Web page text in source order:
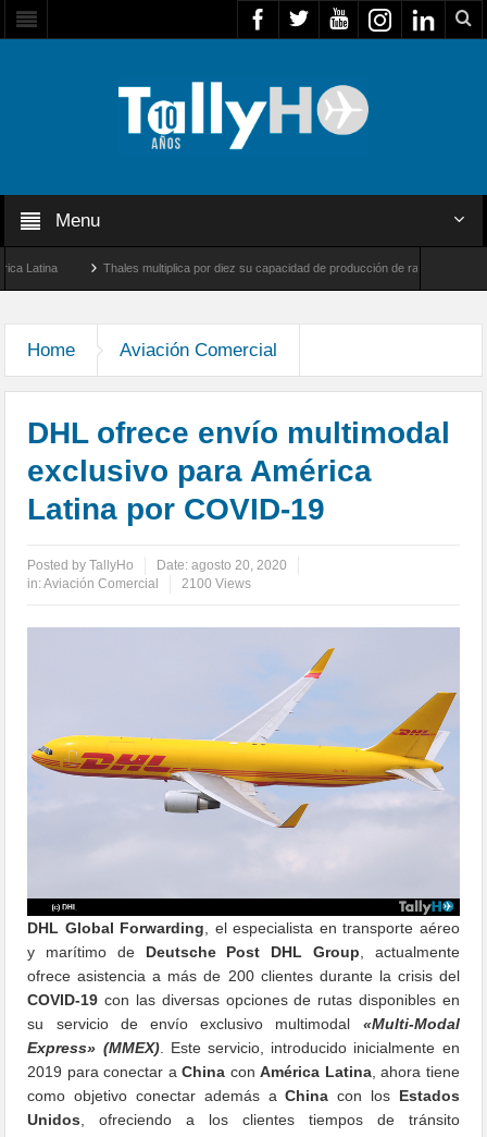
Menu
Thales multiplica por diez su capacidad de producción de radares en Brasil
Home Aviación Comercial
DHL ofrece envío multimodal
exclusivo para América
Latina por COVID-19
Posted byTallyHo Date:agosto 20, 2020
in:Aviación Comercial 2100 Views
DHL Global Forwarding , el especialista en transporte aéreo
y marítimo de Deutsche Post DHL Group , actualmente
ofrece asistencia a más de 200 clientes durante la crisis del
COVID-19 con las diversas opciones de rutas disponibles en
su servicio de envío exclusivo multimodal «Multi-Modal
Express» (MMEX). Este servicio, introducido inicialmente en
2019 para conectar aChina conAmérica Latina, ahora tiene
como objetivo conectar además aChina con los Estados
Unidos , ofreciendo a los clientes tiempos de tránsito